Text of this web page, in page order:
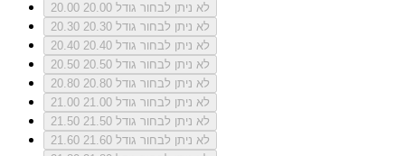
20.00
לא ניתן לבחור גודל 20.00
20.30
לא ניתן לבחור גודל 20.30
20.40
לא ניתן לבחור גודל 20.40
20.50
לא ניתן לבחור גודל 20.50
20.80
לא ניתן לבחור גודל 20.80
21.00
לא ניתן לבחור גודל 21.00
21.50
לא ניתן לבחור גודל 21.50
21.60
לא ניתן לבחור גודל 21.60